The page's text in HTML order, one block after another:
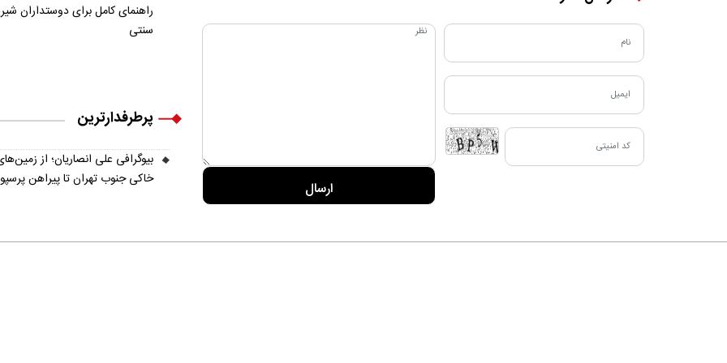
راهنمای کامل برای دوستداران
سنتی
پرطرفدارترین
بیوگرافی علی انصاریان؛ از
خاکی جنوب تهران تا پیراهن